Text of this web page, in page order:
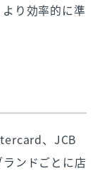
り効率的に準
、JCB
ンドごとに店